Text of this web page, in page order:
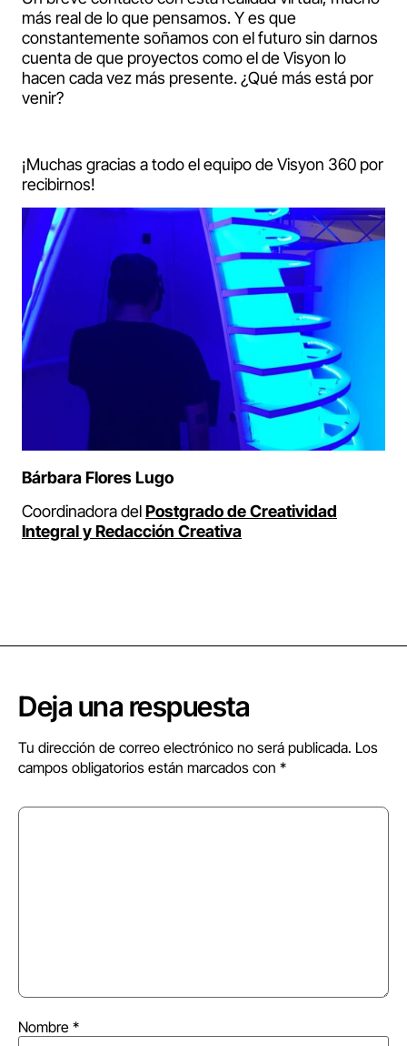
más real de lo que pensamos. Y es que
constantemente soñamos con el futuro sin darnos
cuenta de que proyectos como el de Visyon lo
hacen cada vez más presente. ¿Qué más está por
venir?
¡Muchas gracias a todo el equipo de Visyon 360 por
recibirnos!
Bárbara Flores Lugo
Coordinadora delPostgrado de Creatividad
Integral y Redacción Creativa
Deja una respuesta
Tu dirección de correo electrónico no será publicada. Los
campos obligatorios están marcados con *
Nombre *